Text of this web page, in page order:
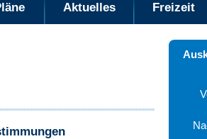
Aktuelles Freizeit